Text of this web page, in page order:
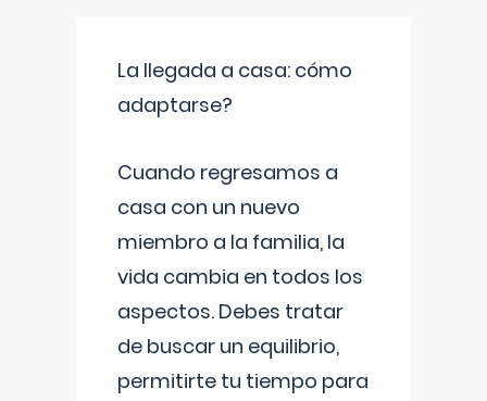
La llegada a casa: cómo
adaptarse?
Cuando regresamos a
casa con un nuevo
miembro a la familia, la
vida cambia en todos los
aspectos. Debes tratar
de buscar un equilibrio,
permitirte tu tiempo para